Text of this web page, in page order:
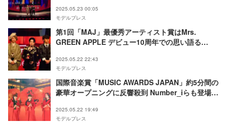
2025.05.23 00:05
モデルプレス
第1回「MAJ」最優秀アーティスト賞はMrs.
GREEN APPLE デビュー10周年での思い語る
2025.05.22 22:43
モデルプレス
国際音楽賞「MUSIC AWARDS JAPAN」約5分間の
豪華オープニングに反響殺到 Number_iらも登場
2025.05.22 19:49
モデルプレス